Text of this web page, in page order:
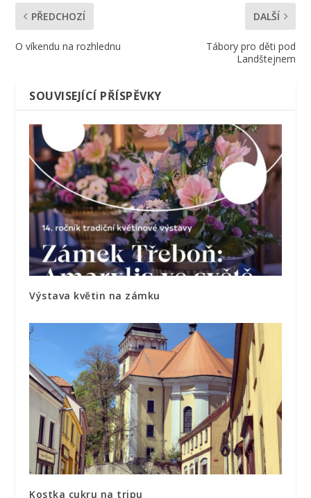
PŘEDCHOZÍ
O víkendu na rozhlednu
DALŠÍ
Tábory pro děti pod
Landštejnem
SOUVISEJÍCÍ PŘÍSPĚVKY
Výstava květin na zámku
Kostka cukru na tripu